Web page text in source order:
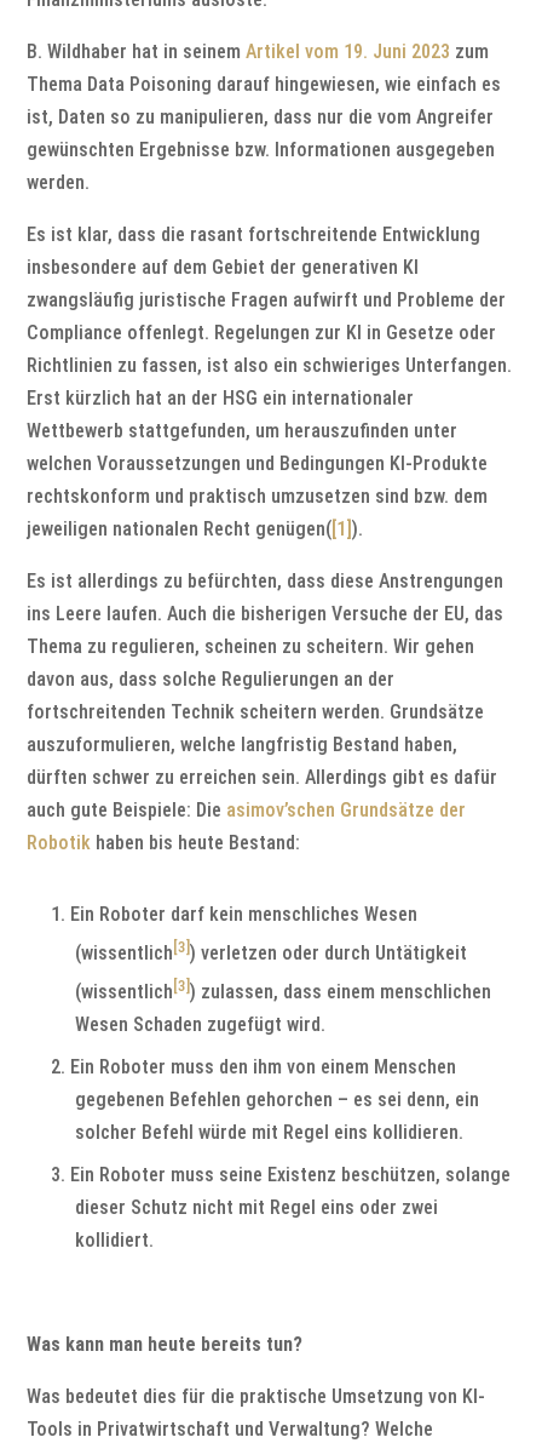
B. Wildhaber hat in seinemArtikel vom 19. Juni 2023 zum
Thema Data Poisoning darauf hingewiesen, wie einfach es
ist, Daten so zu manipulieren, dass nur die vom Angreifer
gewünschten Ergebnisse bzw. Informationen ausgegeben
werden.
Es ist klar, dass die rasant fortschreitende Entwicklung
insbesondere auf dem Gebiet der generativen KI
zwangsläufig juristische Fragen aufwirft und Probleme der
Compliance offenlegt. Regelungen zur KI in Gesetze oder
Richtlinien zu fassen, ist also ein schwieriges Unterfangen.
Erst kürzlich hat an der HSG ein internationaler
Wettbewerb stattgefunden, um herauszufinden unter
welchen Voraussetzungen und Bedingungen KI-Produkte
rechtskonform und praktisch umzusetzen sind bzw. dem
jeweiligen nationalen Recht genügen([1]).
Es ist allerdings zu befürchten, dass diese Anstrengungen
ins Leere laufen. Auch die bisherigen Versuche der EU, das
Thema zu regulieren, scheinen zu scheitern. Wir gehen
davon aus, dass solche Regulierungen an der
fortschreitenden Technik scheitern werden. Grundsätze
auszuformulieren, welche langfristig Bestand haben,
dürften schwer zu erreichen sein. Allerdings gibt es dafür
auch gute Beispiele: Die asimov’schen Grundsätze der
Robotik haben bis heute Bestand:
Ein Roboter darf kein menschliches Wesen
(wissentlich [3]) verletzen oder durch Untätigkeit
(wissentlich [3]) zulassen, dass einem menschlichen
Wesen Schaden zugefügt wird.
Ein Roboter muss den ihm von einem Menschen
gegebenen Befehlen gehorchen – es sei denn, ein
solcher Befehl würde mit Regel eins kollidieren.
Ein Roboter muss seine Existenz beschützen, solange
dieser Schutz nicht mit Regel eins oder zwei
kollidiert.
Was kann man heute bereits tun?
Was bedeutet dies für die praktische Umsetzung von KI-
Tools in Privatwirtschaft und Verwaltung? Welche